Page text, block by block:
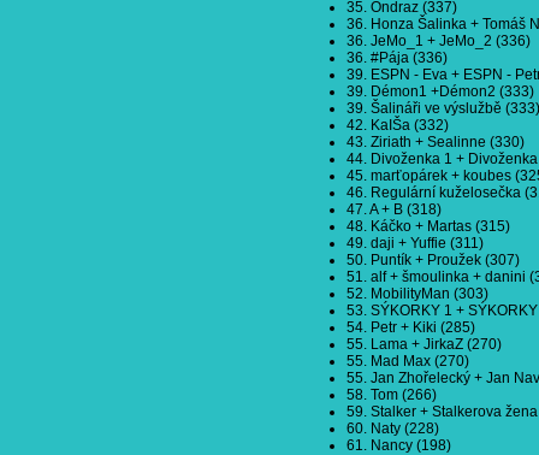
35. Ondraz (337)
36. Honza Šalinka + Tomáš
36. JeMo_1 + JeMo_2 (336)
36. #Pája (336)
39. ESPN - Eva + ESPN -
39. Démon1 +Démon2 (333)
39. Šalináři ve výslužbě (333)
42. KaIŠa (332)
43. Ziriath + Sealinne (330)
44. Divoženka 1 +
45. marťopárek + koubes
46. Regulární kuželosečka
47. A + B (318)
48. Káčko + Martas (315)
49. daji + Yuffie (311)
50. Puntík + Proužek (307)
51. alf + šmoulinka + danini
52. MobilityMan (303)
53. SÝKORKY 1 +
54. Petr + Kiki (285)
55. Lama + JirkaZ (270)
55. Mad Max (270)
55. Jan Zhořelecký + Jan
58. Tom (266)
59. Stalker + Stalkerova
60. Naty (228)
61. Nancy (198)